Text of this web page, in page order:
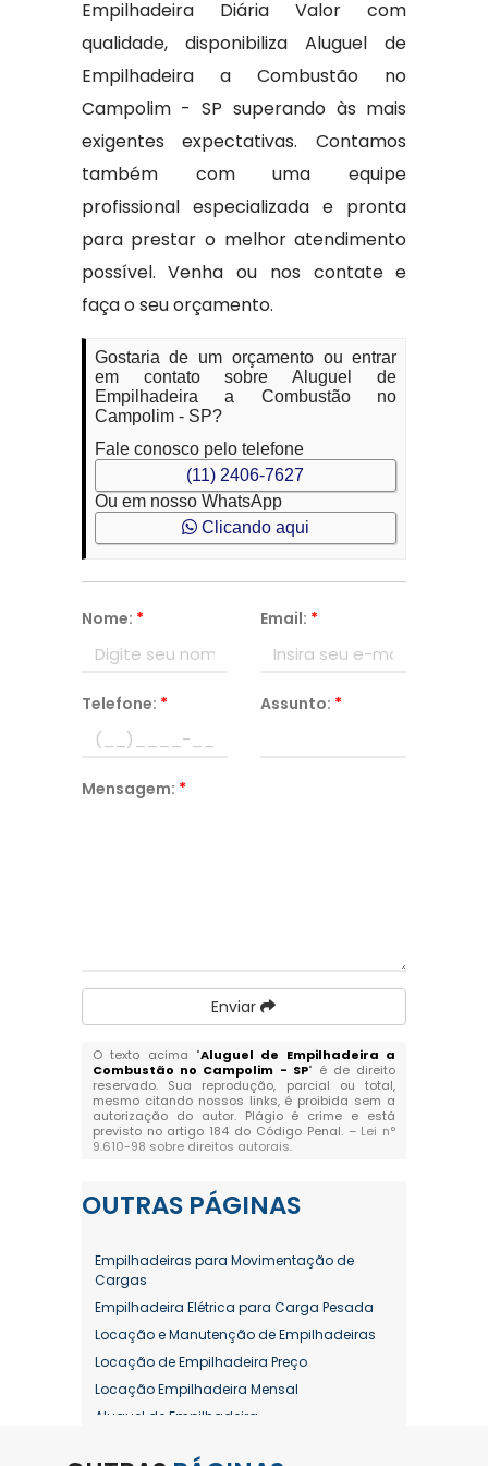
Empilhadeira Diária Valor com
qualidade, disponibiliza Aluguel de
Empilhadeira a Combustão no
Campolim - SP superando às mais
exigentes expectativas. Contamos
também com uma equipe
profissional especializada e pronta
para prestar o melhor atendimento
possível. Venha ou nos contate e
faça o seu orçamento.
Gostaria de um orçamento ou entrar
em contato sobre Aluguel de
Empilhadeira a Combustão no
Campolim - SP?
Fale conosco pelo telefone
(11) 2406-7627
Ou em nosso WhatsApp
Clicando aqui
Nome: * Email: *
Telefone: * Assunto: *
Mensagem: *
Enviar
O texto acima "Aluguel de Empilhadeira a
Combustão no Campolim - SP" é de direito
reservado. Sua reprodução, parcial ou total,
mesmo citando nossos links, é proibida sem a
autorização do autor. Plágio é crime e está
previsto no artigo 184 do Código Penal. – Lei n°
9.610-98 sobre direitos autorais.
OUTRAS PÁGINAS
Empilhadeiras para Movimentação de
Cargas
Empilhadeira Elétrica para Carga Pesada
Locação e Manutenção de Empilhadeiras
Locação de Empilhadeira Preço
Locação Empilhadeira Mensal
Aluguel de Empilhadeira